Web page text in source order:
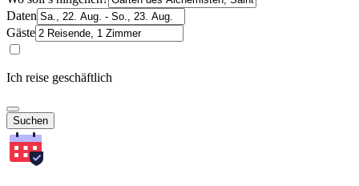
Daten
Gäste
Ich reise geschäftlich
Suchen